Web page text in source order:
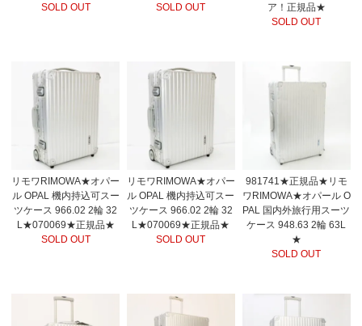
SOLD OUT
SOLD OUT
ア！正規品★
SOLD OUT
リモワRIMOWA★オパー
ル OPAL 機内持込可スー
ツケース 966.02 2輪 32
L★070069★正規品★
SOLD OUT
リモワRIMOWA★オパー
ル OPAL 機内持込可スー
ツケース 966.02 2輪 32
L★070069★正規品★
SOLD OUT
981741★正規品★リモ
ワRIMOWA★オパール O
PAL 国内外旅行用スーツ
ケース 948.63 2輪 63L
★
SOLD OUT